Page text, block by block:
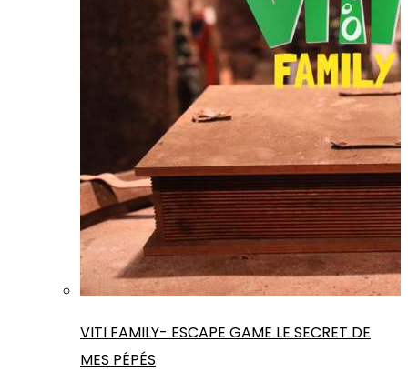
VITI FAMILY- ESCAPE GAME LE SECRET DE
MES PÉPÉS